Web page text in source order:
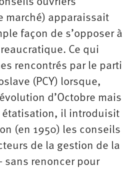
marché) apparaissait
façon de s’opposer à
Ce qui
rencontrés par le parti
(PCY) lorsque,
d’Octobre mais
étatisation, il introduisit
(en 1950) les conseils
de la gestion de la
sans renoncer pour